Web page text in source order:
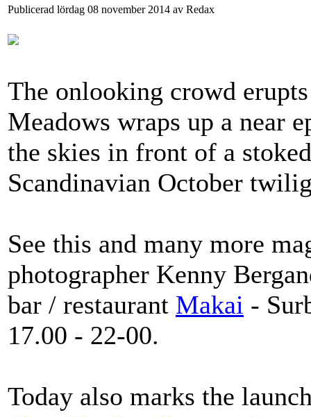
Publicerad lördag 08 november 2014 av Redax
The onlooking crowd
Meadows wraps up a near
the skies in front of a
Scandinavian October
See this and many more
photographer Kenny
bar / restaurant Makai -
17.00 - 22-00.
Today also marks the